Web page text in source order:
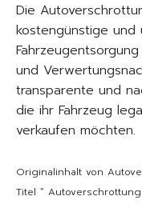
Die
kostengünstige
und
transparente und
die ihr Fahrzeug
verkaufen möchten.
Originalinhalt von
Titel “